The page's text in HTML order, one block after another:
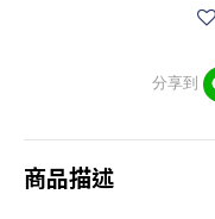
分享到
商品描述